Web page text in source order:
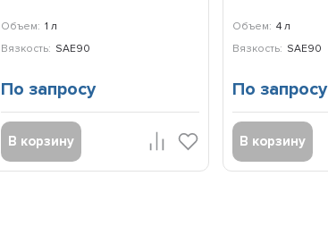
Объем: 1 л
Вязкость: SAE90
По запросу
В корзину
Объем: 4 л
Вязкость: SAE90
По запросу
В корзину